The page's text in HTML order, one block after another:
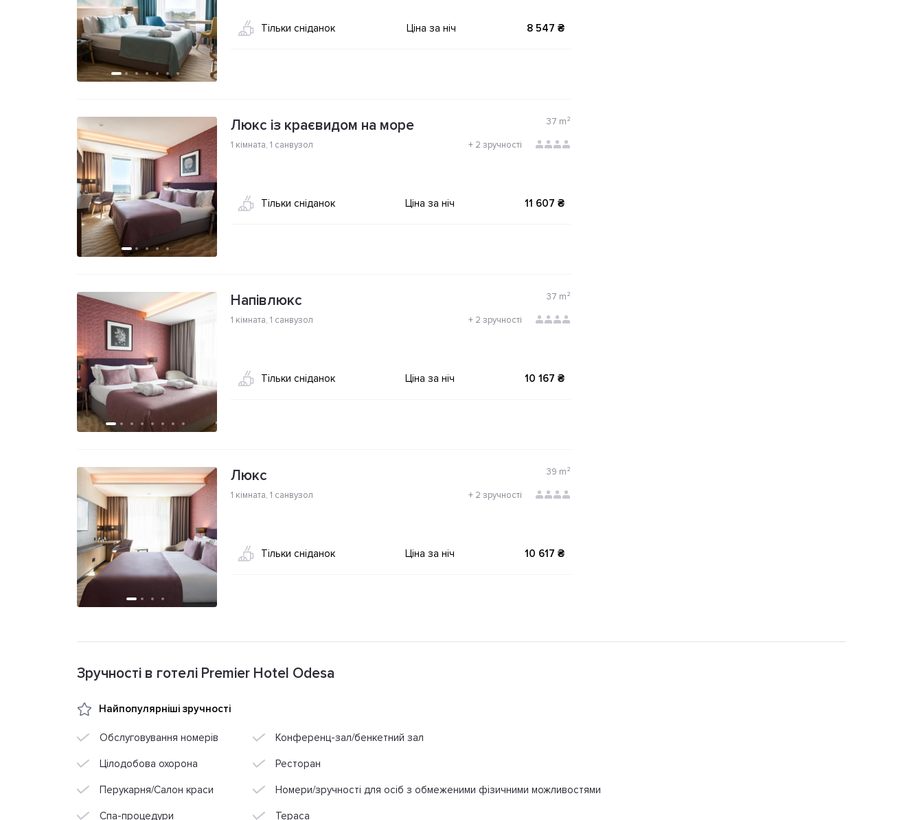
Тільки сніданок Ціна за ніч 8 547 ₴
Люкс із краєвидом на море 37 m²
1 кімната, 1 санвузол + 2 зручності
Тільки сніданок Ціна за ніч 11 607 ₴
Напівлюкс 37 m²
1 кімната, 1 санвузол + 2 зручності
Тільки сніданок Ціна за ніч 10 167 ₴
Люкс 39 m²
1 кімната, 1 санвузол + 2 зручності
Тільки сніданок Ціна за ніч 10 617 ₴
Зручності в готелі Premier Hotel Odesa
Найпопулярніші зручності
Обслуговування номерів Конференц-зал/бенкетний зал
Цілодобова охорона Ресторан
Перукарня/Салон краси Номери/зручності для осіб з обмеженими фізичними можливостями
Спа-процедури Тераса